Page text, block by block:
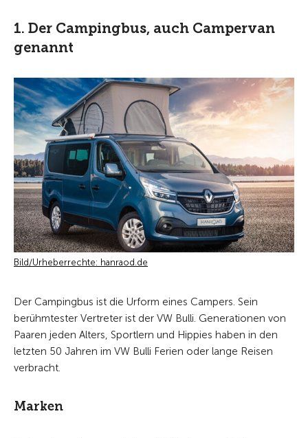
1. Der Campingbus, auch Campervan
genannt
Bild/Urheberrechte: hanraod.de
Der Campingbus ist die Urform eines Campers. Sein
berühmtester Vertreter ist der VW Bulli. Generationen von
Paaren jeden Alters, Sportlern und Hippies haben in den
letzten 50 Jahren im VW Bulli Ferien oder lange Reisen
verbracht.
Marken